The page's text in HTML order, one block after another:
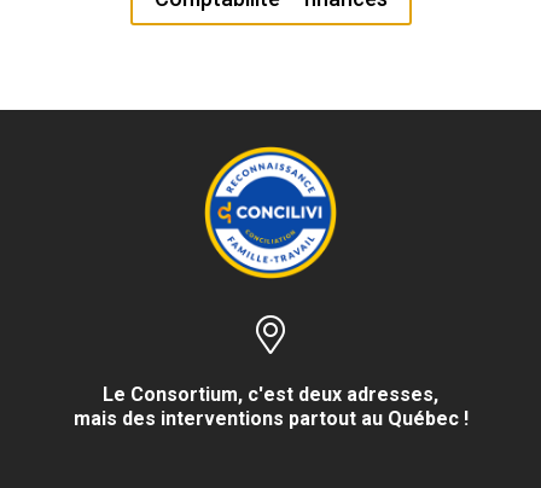
Le Consortium, c'est deux adresses,
mais des interventions partout au Québec !